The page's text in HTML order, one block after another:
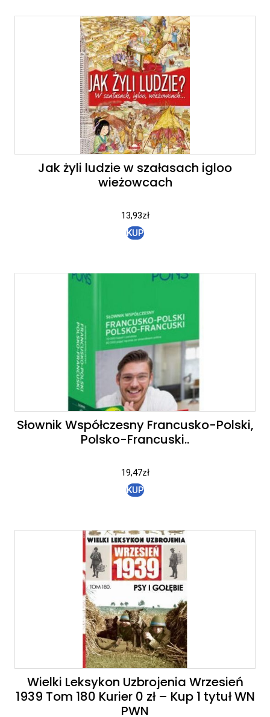
Jak żyli ludzie w szałasach igloo
wieżowcach
13,93zł
KUP
Słownik Współczesny Francusko-Polski,
Polsko-Francuski..
19,47zł
KUP
Wielki Leksykon Uzbrojenia Wrzesień
1939 Tom 180 Kurier 0 zł – Kup 1 tytuł WN
PWN